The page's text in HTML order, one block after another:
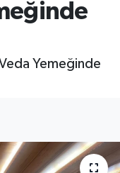
Yemeğinde